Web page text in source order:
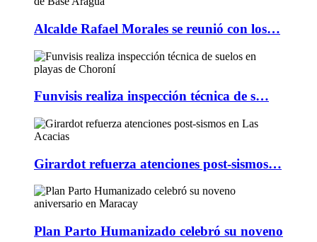
Alcalde Rafael Morales se reunió con los…
Funvisis realiza inspección técnica de s…
Girardot refuerza atenciones post-sismos…
Plan Parto Humanizado celebró su noveno